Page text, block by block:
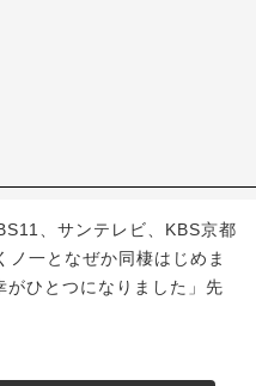
、サンテレビ、KBS京都
ノ一となぜか同棲はじめま
がひとつになりました」先